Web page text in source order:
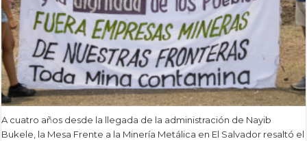
A cuatro años desde la llegada de la administración de Nayib
Bukele, la Mesa Frente a la Minería Metálica en El Salvador resaltó el